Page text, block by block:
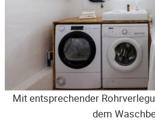
Mit entsprechender
dem